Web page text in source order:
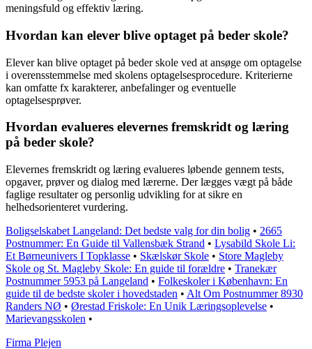
meningsfuld og effektiv læring.
Hvordan kan elever blive optaget på beder skole?
Elever kan blive optaget på beder skole ved at ansøge om optagelse
i overensstemmelse med skolens optagelsesprocedure. Kriterierne
kan omfatte fx karakterer, anbefalinger og eventuelle
optagelsesprøver.
Hvordan evalueres elevernes fremskridt og læring
på beder skole?
Elevernes fremskridt og læring evalueres løbende gennem tests,
opgaver, prøver og dialog med lærerne. Der lægges vægt på både
faglige resultater og personlig udvikling for at sikre en
helhedsorienteret vurdering.
Boligselskabet Langeland: Det bedste valg for din bolig • 2665
Postnummer: En Guide til Vallensbæk Strand • Lysabild Skole Li:
Et Børneunivers I Topklasse • Skælskør Skole • Store Magleby
Skole og St. Magleby Skole: En guide til forældre • Tranekær
Postnummer 5953 på Langeland • Folkeskoler i København: En
guide til de bedste skoler i hovedstaden • Alt Om Postnummer 8930
Randers NØ • Ørestad Friskole: En Unik Læringsoplevelse •
Marievangsskolen •
Firma Plejen